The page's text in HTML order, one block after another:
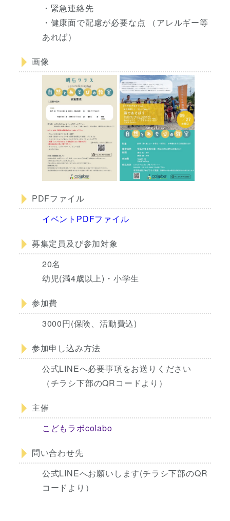
・緊急連絡先
・健康面で配慮が必要な点 （アレルギー等
あれば）
画像
PDFファイル
イベントPDFファイル
募集定員及び参加対象
20名
幼児(満4歳以上)・小学生
参加費
3000円(保険、活動費込)
参加申し込み方法
公式LINEへ必要事項をお送りください
（チラシ下部のQRコードより）
主催
こどもラボcolabo
問い合わせ先
公式LINEへお願いします(チラシ下部のQR
コードより）